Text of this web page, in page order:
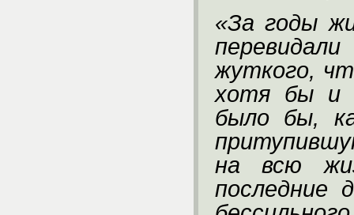
«За годы
жуткого,
хотя бы и
было бы,
на всю
последние